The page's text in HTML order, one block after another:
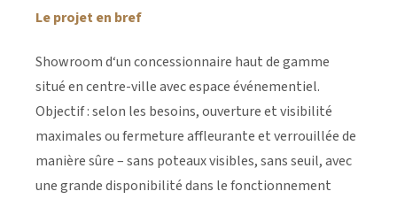
Le projet en bref
Showroom d‘un concessionnaire haut de gamme
situé en centre-ville avec espace événementiel.
Objectif : selon les besoins, ouverture et visibilité
maximales ou fermeture affleurante et verrouillée de
manière sûre – sans poteaux visibles, sans seuil, avec
une grande disponibilité dans le fonctionnement